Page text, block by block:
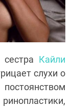
Кайли
слухи о